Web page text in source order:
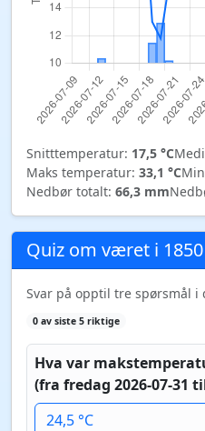
Snitttemperatur: 17,5 °C
Maks temperatur: 33,1 °C
Nedbør totalt: 66,3 mm
Quiz om været i 1850
Svar på opptil tre spørsmål i
0 av siste 5 riktige
Hva var
(fra fredag 2026-07-31
24,5 °C